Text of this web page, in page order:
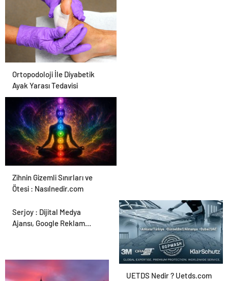
Karar Duruşmasına
Çevrildi
Ortopodoloji İle Diyabetik
Ayak Yarası Tedavisi
Zihnin Gizemli Sınırları ve
Ötesi : Nasılnedir.com
Serjoy : Dijital Medya
Ajansı, Google Reklam
UETDS Nedir ? Uetds.com